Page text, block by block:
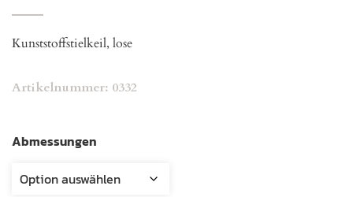
Kunststoffstielkeil, lose
Artikelnummer: 0332
Abmessungen